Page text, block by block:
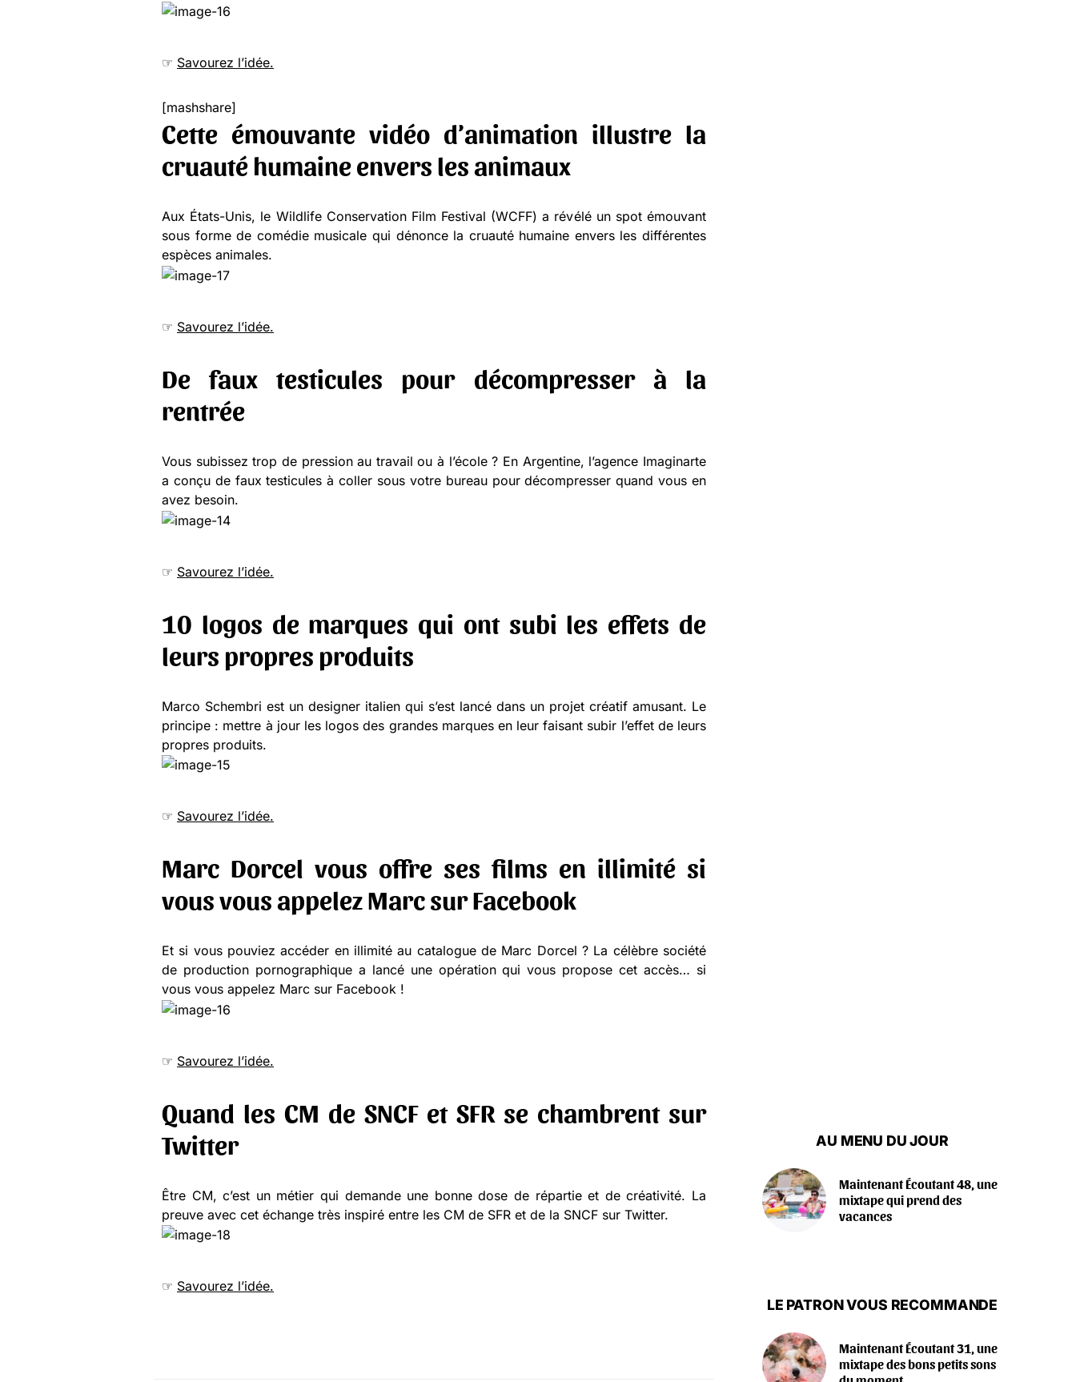
☞ Savourez l’idée.
[mashshare]
Cette émouvante vidéo d’animation illustre la
cruauté humaine envers les animaux
Aux États-Unis, le Wildlife Conservation Film Festival (WCFF) a révélé un spot émouvant
sous forme de comédie musicale qui dénonce la cruauté humaine envers les différentes
espèces animales.
☞ Savourez l’idée.
De faux testicules pour décompresser à la
rentrée
Vous subissez trop de pression au travail ou à l’école ? En Argentine, l’agence Imaginarte
a conçu de faux testicules à coller sous votre bureau pour décompresser quand vous en
avez besoin.
☞ Savourez l’idée.
10 logos de marques qui ont subi les effets de
leurs propres produits
Marco Schembri est un designer italien qui s’est lancé dans un projet créatif amusant. Le
principe : mettre à jour les logos des grandes marques en leur faisant subir l’effet de leurs
propres produits.
☞ Savourez l’idée.
Marc Dorcel vous offre ses films en illimité si
vous vous appelez Marc sur Facebook
Et si vous pouviez accéder en illimité au catalogue de Marc Dorcel ? La célèbre société
de production pornographique a lancé une opération qui vous propose cet accès… si
vous vous appelez Marc sur Facebook !
☞ Savourez l’idée.
Quand les CM de SNCF et SFR se chambrent sur
Twitter
Être CM, c’est un métier qui demande une bonne dose de répartie et de créativité. La
preuve avec cet échange très inspiré entre les CM de SFR et de la SNCF sur Twitter.
☞ Savourez l’idée.
AU MENU DU JOUR
Maintenant Écoutant 48, une
mixtape qui prend des
vacances
LE PATRON VOUS RECOMMANDE
Maintenant Écoutant 31, une
mixtape des bons petits sons